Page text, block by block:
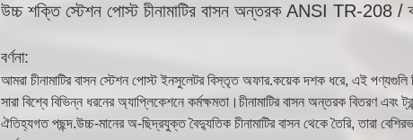
উচ্চ শক্তি স্টেশন পোস্ট চীনামাটির বাসন অন্তরক ANSI TR-208 /
বর্ণনা:
আমরা চীনামাটির বাসন স্টেশন পোস্ট ইনসুলেটর বিস্তৃত অফার.কয়েক দশক ধরে, এই পণ্যগুলি
সারা বিশ্বে বিভিন্ন ধরনের অ্যাপ্লিকেশনে কর্মক্ষমতা।চীনামাটির বাসন অন্তরক বিতরণ এবং
ঐতিহ্যগত পছন্দ.উচ্চ-মানের অ-ছিদ্রযুক্ত বৈদ্যুতিক চীনামাটির বাসন থেকে তৈরি, তারা